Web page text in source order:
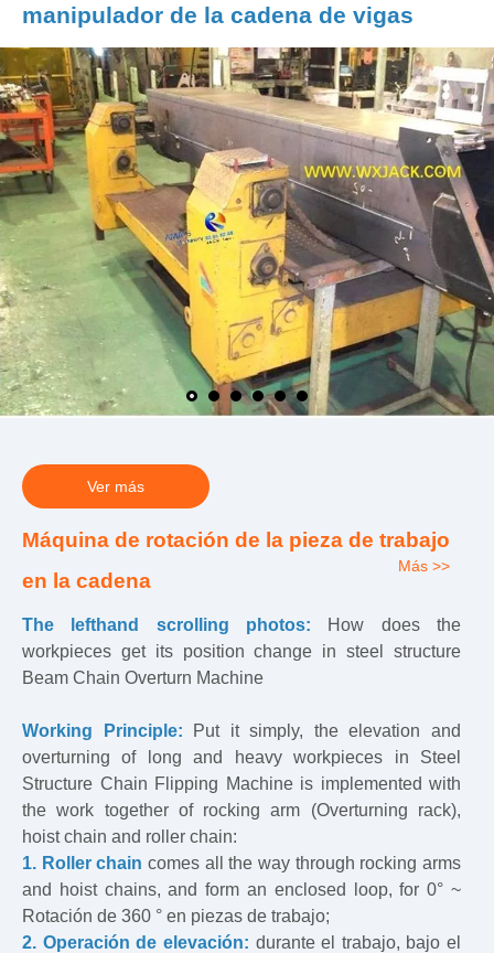
manipulador de la cadena de vigas
Ver más
Máquina de rotación de la pieza de trabajo
en la cadena
Más >>
The lefthand scrolling photos: How does the
workpieces get its position change in steel structure
Beam Chain Overturn Machine
Working Principle:
Put it simply, the elevation and
overturning of long and heavy workpieces in Steel
Structure Chain Flipping Machine is implemented with
the work together of rocking arm (Overturning rack),
hoist chain and roller chain:
1. Roller chain comes all the way through rocking arms
and hoist chains, and form an enclosed loop, for 0° ~
Rotación de 360 ​​° en piezas de trabajo;
2. Operación de elevación: durante el trabajo, bajo el